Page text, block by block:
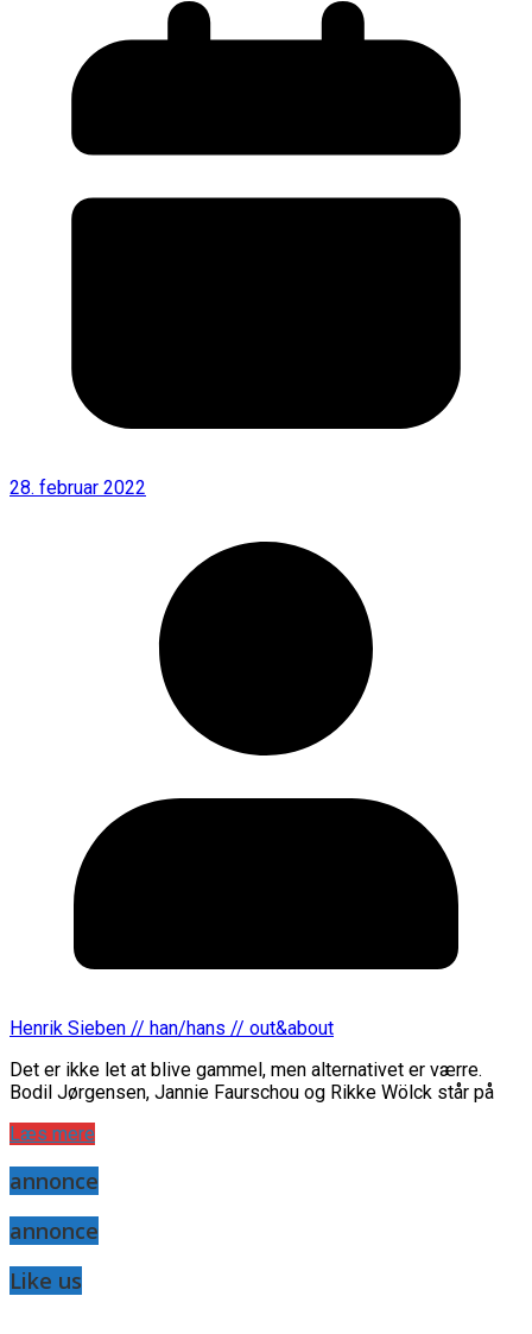
28. februar 2022
Henrik Sieben // han/hans // out&about
Det er ikke let at blive gammel, men alternativet er værre.
Bodil Jørgensen, Jannie Faurschou og Rikke Wölck står på
Læs mere
annonce
annonce
Like us